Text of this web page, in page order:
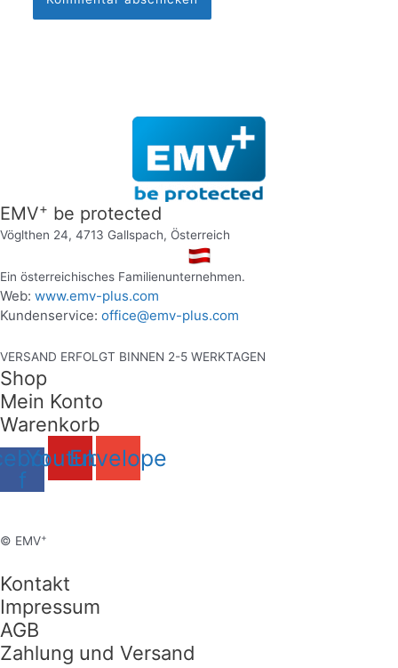
EMV+ be protected
Vöglthen 24, 4713 Gallspach, Österreich
Ein österreichisches Familienunternehmen.
Web: www.emv-plus.com
Kundenservice: office@emv-plus.com
VERSAND ERFOLGT BINNEN 2-5 WERKTAGEN
Shop
Mein Konto
Warenkorb
f
YoutubeEnvelope
© EMV+
Kontakt
Impressum
AGB
Zahlung und Versand